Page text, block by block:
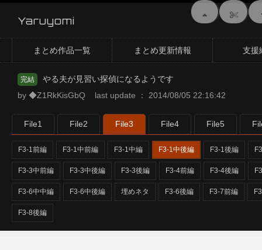
Yaruyomi
まとめ作品一覧 まとめ更新情報 支援
完結
やる夫が見習い探偵になるようです
by ◆Z1RkKisGbQ last update ： 2014/08/05 22:16:42
File1 File2 File3 File4 File5
F3-1前編 F3-1中前編 F3-1中編 F3-1中後編 F3-1後編
F3-3中前編 F3-3中後編 F3-3後編 F3-4前編 F3-4後編
F3-6中中編 F3-6中後編 埋めネタ F3-6後編 F3-7前編
F3-8後編